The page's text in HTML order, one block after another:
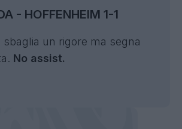
- HOFFENHEIM 1-1
sbaglia un rigore ma segna
No assist.